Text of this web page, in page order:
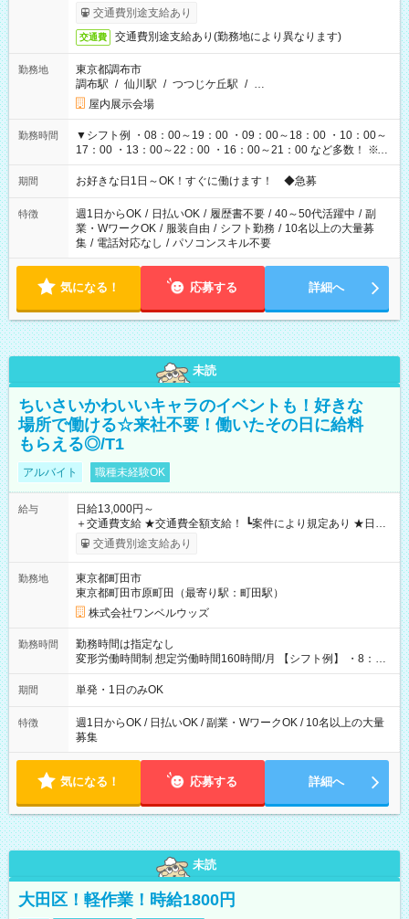
も異なります
交通費別途支給あり
交通費 交通費別途支給あり(勤務地により異なります)
勤務地
東京都調布市
調布駅 / 仙川駅 / つつじケ丘駅 / …
屋内展示会場
勤務時間
▼シフト例 ・08：00～19：00 ・09：00～18：00 ・10：00～
17：00 ・13：00～22：00 ・16：00～21：00 など多数！ ※お
仕事により勤務時間が異なります
期間 お好きな日1日～OK！すぐに働けます！ ◆急募
特徴 週1日からOK / 日払いOK / 履歴書不要 / 40～50代活躍中 / 副
業・WワークOK / 服装自由 / シフト勤務 / 10名以上の大量募
集 / 電話対応なし / パソコンスキル不要
気になる！ 応募する 詳細へ
未読
ちいさいかわいいキャラのイベントも！好きな
場所で働ける☆来社不要！働いたその日に給料
もらえる◎/T1
アルバイト 職種未経験OK
給与
日給13,000円～
＋交通費支給 ★交通費全額支給！ ┗案件により規定あり ★日払
いOK！（規定あり） ┗働いたその日に現金GET♪ お仕事後はコ
ンビニATMから 日払い分を引き落とせます！ 【試用期間】試
交通費別途支給あり
勤務地
東京都町田市
東京都町田市原町田（最寄り駅：町田駅）
株式会社ワンベルウッズ
勤務時間
勤務時間は指定なし
変形労働時間制 想定労働時間160時間/月 【シフト例】 ・8：00
～21：00
期間 単発・1日のみOK
特徴
週1日からOK / 日払いOK / 副業・WワークOK / 10名以上の大量
募集
気になる！ 応募する 詳細へ
未読
大田区！軽作業！時給1800円